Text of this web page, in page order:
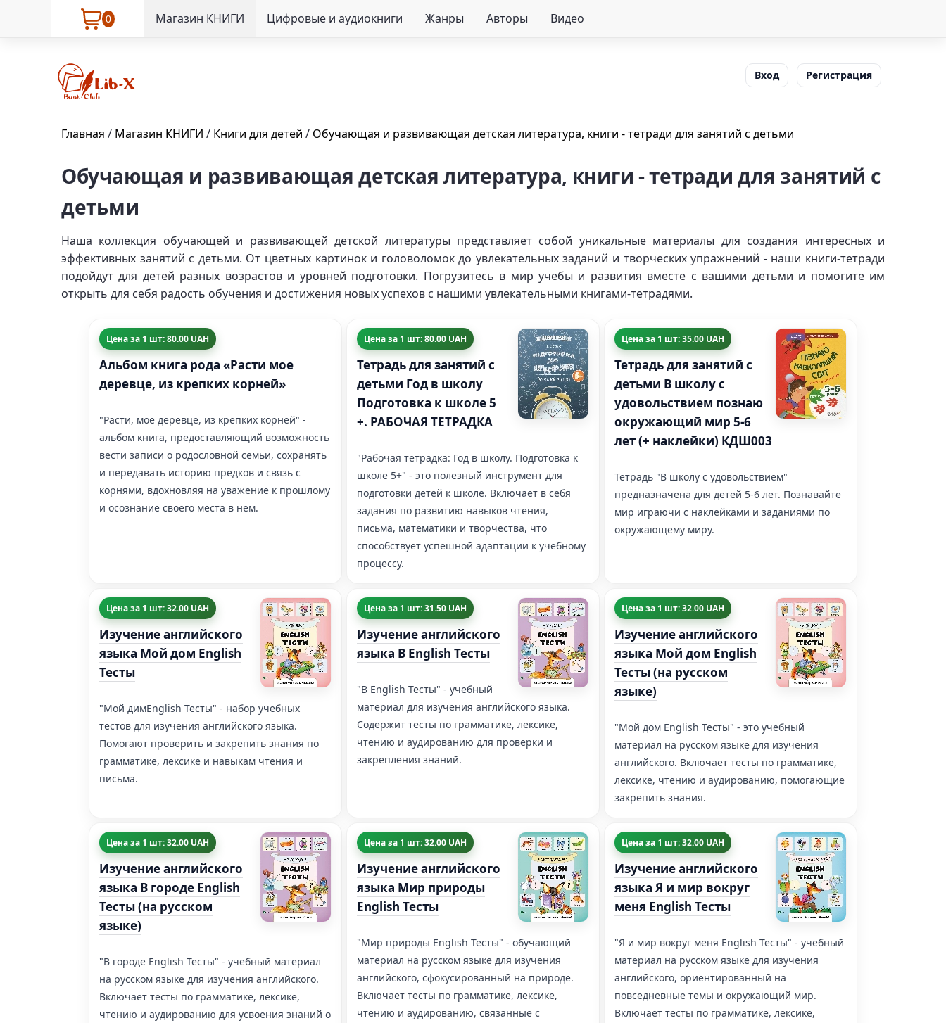
0 Магазин КНИГИ Цифровые и аудиокниги Жанры Авторы Видео
Вход Регистрация
Главная / Магазин КНИГИ / Книги для детей / Обучающая и развивающая детская литература, книги - тетради для занятий с детьми
Обучающая и развивающая детская литература, книги - тетради для занятий с
детьми
Наша коллекция обучающей и развивающей детской литературы представляет собой уникальные материалы для создания интересных и
эффективных занятий с детьми. От цветных картинок и головоломок до увлекательных заданий и творческих упражнений - наши книги-тетради
подойдут для детей разных возрастов и уровней подготовки. Погрузитесь в мир учебы и развития вместе с вашими детьми и помогите им
открыть для себя радость обучения и достижения новых успехов с нашими увлекательными книгами-тетрадями.
Цена за 1 шт: 80.00 UAH
Альбом книга рода «Расти мое
деревце, из крепких корней»
"Расти, мое деревце, из крепких корней" -
альбом книга, предоставляющий возможность
вести записи о родословной семьи, сохранять
и передавать историю предков и связь с
корнями, вдохновляя на уважение к прошлому
и осознание своего места в нем.
Цена за 1 шт: 80.00 UAH
Тетрадь для занятий с
детьми Год в школу
Подготовка к школе 5
+. РАБОЧАЯ ТЕТРАДКА
"Рабочая тетрадка: Год в школу. Подготовка к
школе 5+" - это полезный инструмент для
подготовки детей к школе. Включает в себя
задания по развитию навыков чтения,
письма, математики и творчества, что
способствует успешной адаптации к учебному
процессу.
Цена за 1 шт: 35.00 UAH
Тетрадь для занятий с
детьми В школу с
удовольствием познаю
окружающий мир 5-6
лет (+ наклейки) КДШ003
Тетрадь "В школу с удовольствием"
предназначена для детей 5-6 лет. Познавайте
мир играючи с наклейками и заданиями по
окружающему миру.
Цена за 1 шт: 32.00 UAH
Изучение английского
языка Мой дом English
Тесты
"Mой димEnglish Тесты" - набор учебных
тестов для изучения английского языка.
Помогают проверить и закрепить знания по
грамматике, лексике и навыкам чтения и
письма.
Цена за 1 шт: 31.50 UAH
Изучение английского
языка В English Тесты
"В English Тесты" - учебный
материал для изучения английского языка.
Содержит тесты по грамматике, лексике,
чтению и аудированию для проверки и
закрепления знаний.
Цена за 1 шт: 32.00 UAH
Изучение английского
языка Мой дом English
Тесты (на русском
языке)
"Мой дом English Тесты" - это учебный
материал на русском языке для изучения
английского. Включает тесты по грамматике,
лексике, чтению и аудированию, помогающие
закрепить знания.
Цена за 1 шт: 32.00 UAH
Изучение английского
языка В городе English
Тесты (на русском
языке)
"В городе English Тесты" - учебный материал
на русском языке для изучения английского.
Включает тесты по грамматике, лексике,
чтению и аудированию для усвоения знаний о
Цена за 1 шт: 32.00 UAH
Изучение английского
языка Мир природы
English Тесты
"Мир природы English Тесты" - обучающий
материал на русском языке для изучения
английского, сфокусированный на природе.
Включает тесты по грамматике, лексике,
чтению и аудированию, связанные с
Цена за 1 шт: 32.00 UAH
Изучение английского
языка Я и мир вокруг
меня English Тесты
"Я и мир вокруг меня English Тесты" - учебный
материал на русском языке для изучения
английского, ориентированный на
повседневные темы и окружающий мир.
Включает тесты по грамматике, лексике,